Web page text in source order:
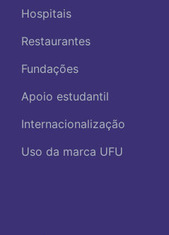
Hospitais
Restaurantes
Fundações
Apoio estudantil
Internacionalização
Uso da marca UFU